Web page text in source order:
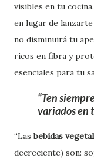
visibles en tu
en lugar de
no disminuirá tu
ricos en fibra y
esenciales para tu
Ten
variados en
“Las bebidas
decreciente) son: